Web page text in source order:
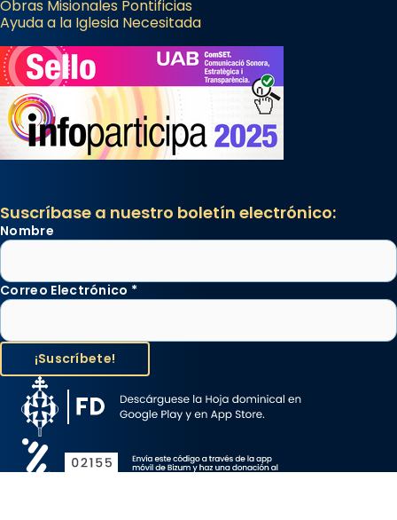
Obras Misionales Pontificias
Ayuda a la Iglesia Necesitada
Suscríbase a nuestro boletín electrónico:
Nombre
Correo Electrónico *